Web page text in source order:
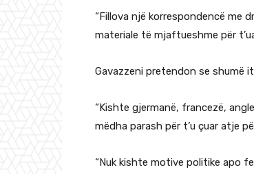
“Fillova një korrespondencë me
materiale të mjaftueshme për
Gavazzeni pretendon se shumë
“Kishte gjermanë, francezë,
mëdha parash për t’u çuar atje
“Nuk kishte motive politike apo